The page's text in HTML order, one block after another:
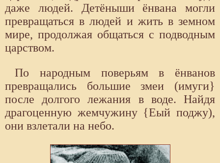
даже людей. Детёныши ёнвана могли
превращаться в людей и жить в земном
мире, продолжая общаться с подводным
царством.
По народным поверьям в ёнванов
превращались большие змеи (имуги}
после долгого лежания в воде. Найдя
драгоценную жемчужину {Еый поджу),
они взлетали на небо.